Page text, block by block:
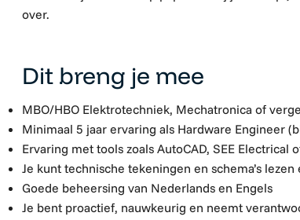
over.
Dit breng je mee
MBO/HBO Elektrotechniek, Mechatronica of
Minimaal 5 jaar ervaring als Hardware Engineer
Ervaring met tools zoals AutoCAD, SEE Electrical
Je kunt technische tekeningen en schema’s
Goede beheersing van Nederlands en Engels
Je bent proactief, nauwkeurig en neemt